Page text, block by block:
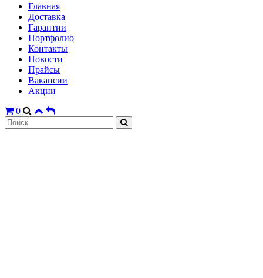
Главная
Доставка
Гарантии
Портфолио
Контакты
Новости
Прайсы
Вакансии
Акции
0